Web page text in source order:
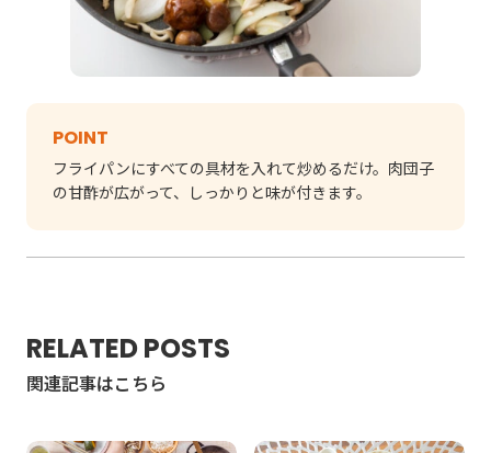
POINT
フライパンにすべての具材を入れて炒めるだけ。肉団子
の甘酢が広がって、しっかりと味が付きます。
RELATED POSTS
関連記事はこちら